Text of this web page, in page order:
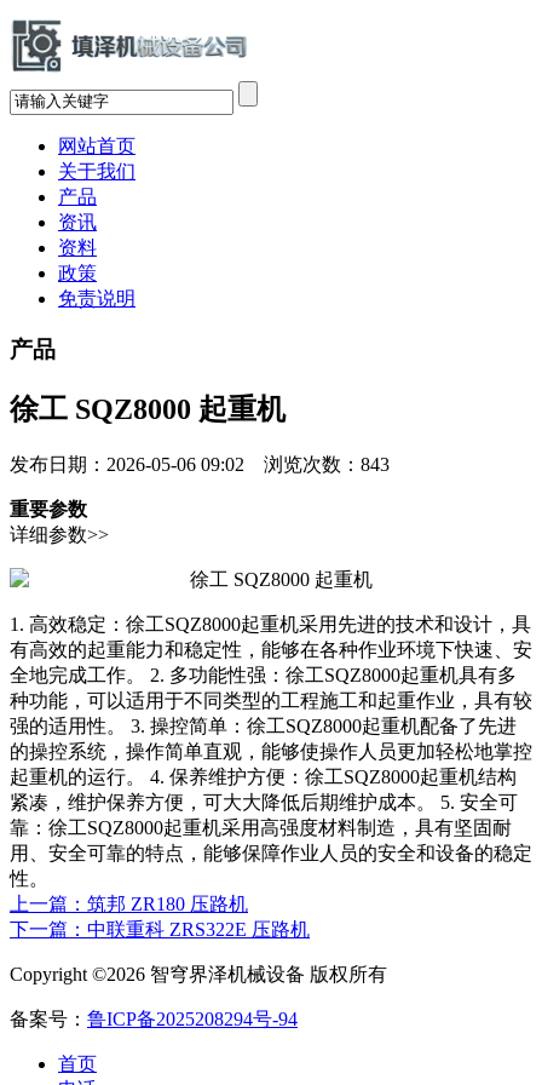
网站首页
关于我们
产品
资讯
资料
政策
免责说明
产品
徐工 SQZ8000 起重机
发布日期：2026-05-06 09:02 浏览次数： 843
重要参数
详细参数>>
1. 高效稳定：徐工SQZ8000起重机采用先进的技术和设计，具
有高效的起重能力和稳定性，能够在各种作业环境下快速、安
全地完成工作。 2. 多功能性强：徐工SQZ8000起重机具有多
种功能，可以适用于不同类型的工程施工和起重作业，具有较
强的适用性。 3. 操控简单：徐工SQZ8000起重机配备了先进
的操控系统，操作简单直观，能够使操作人员更加轻松地掌控
起重机的运行。 4. 保养维护方便：徐工SQZ8000起重机结构
紧凑，维护保养方便，可大大降低后期维护成本。 5. 安全可
靠：徐工SQZ8000起重机采用高强度材料制造，具有坚固耐
用、安全可靠的特点，能够保障作业人员的安全和设备的稳定
性。
上一篇：筑邦 ZR180 压路机
下一篇：中联重科 ZRS322E 压路机
Copyright ©2026 智穹界泽机械设备 版权所有
备案号： 鲁ICP备2025208294号-94
首页